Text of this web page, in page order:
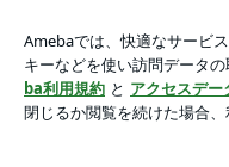
アプリをダウンロードして
ょう。